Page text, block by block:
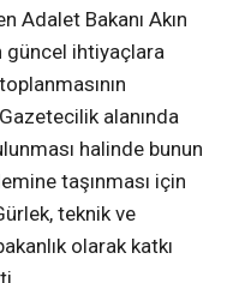
Adalet Bakanı Akın
ihtiyaçlara
alanında
halinde bunun
taşınması için
teknik ve
olarak katkı